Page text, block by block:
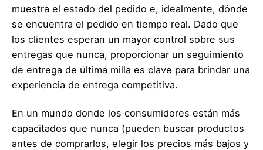
muestra el estado del pedido e, idealmente, dónde
se encuentra el pedido en tiempo real. Dado que
los clientes esperan un mayor control sobre sus
entregas que nunca, proporcionar un seguimiento
de entrega de última milla es clave para brindar una
experiencia de entrega competitiva.
En un mundo donde los consumidores están más
capacitados que nunca (pueden buscar productos
antes de comprarlos, elegir los precios más bajos y